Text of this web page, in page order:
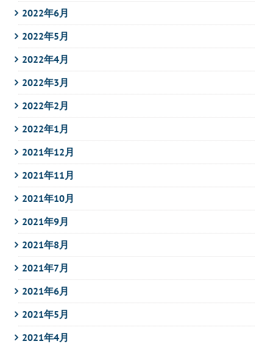
2022年6月
2022年5月
2022年4月
2022年3月
2022年2月
2022年1月
2021年12月
2021年11月
2021年10月
2021年9月
2021年8月
2021年7月
2021年6月
2021年5月
2021年4月